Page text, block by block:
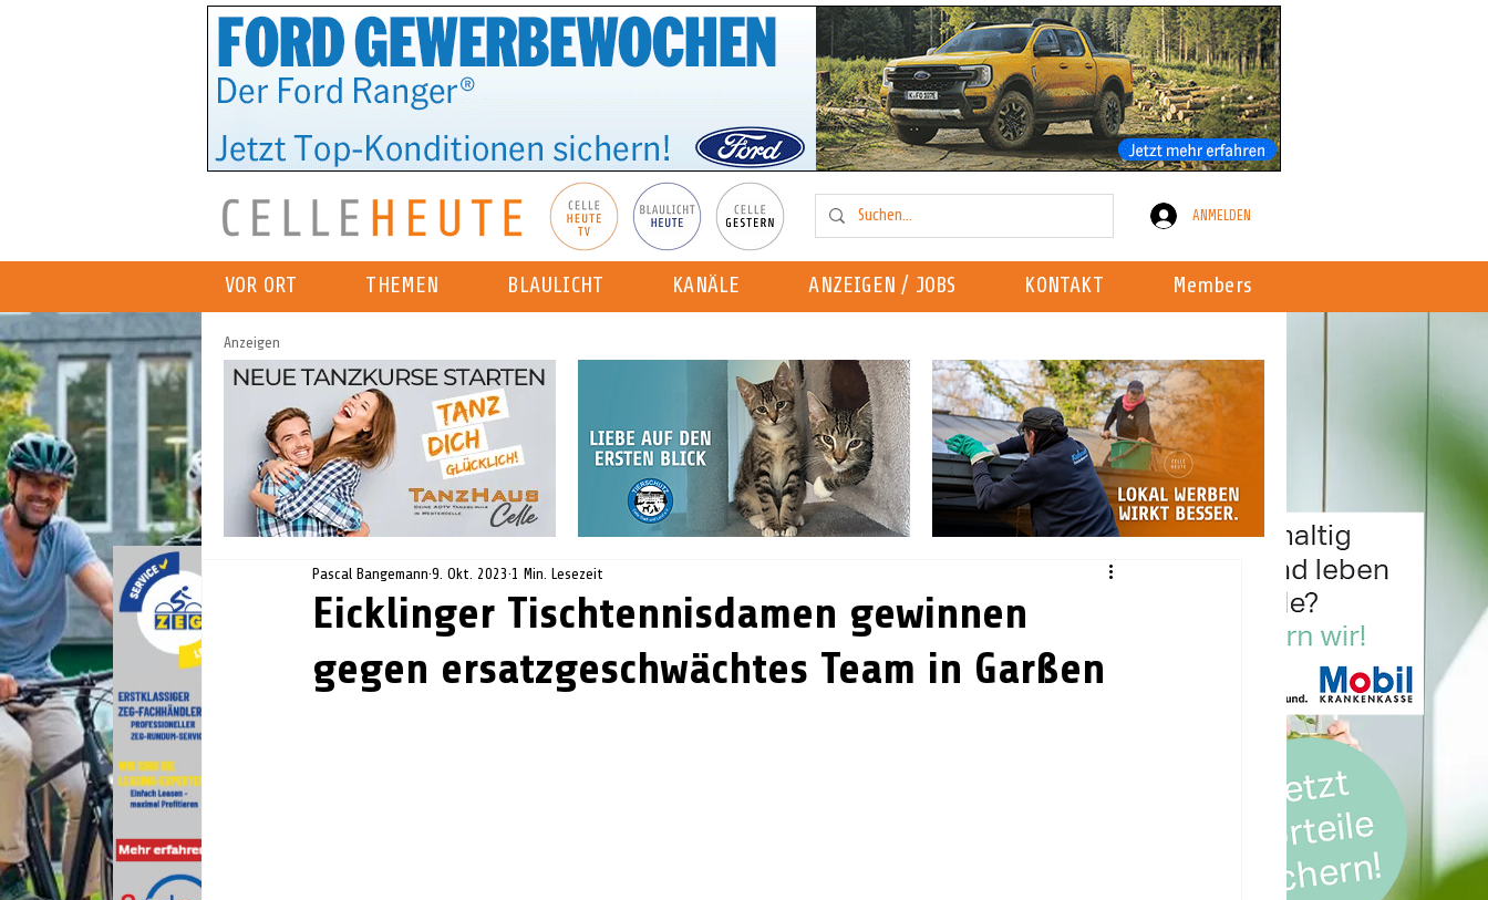
ANMELDEN
VOR ORT THEMEN BLAULICHT KANÄLE ANZEIGEN / JOBS KONTAKT Members
Anzeigen
Eicklinger Tischtennisdamen gewinnen
gegen ersatzgeschwächtes Team in Garßen
Pascal Bangemann 9. Okt. 2023 1 Min. Lesezeit